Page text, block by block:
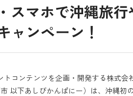
スマホで沖縄旅
ャンペーン！
コンテンツを企画・開発する株式会
以下あしびかんぱにー）は、沖縄初